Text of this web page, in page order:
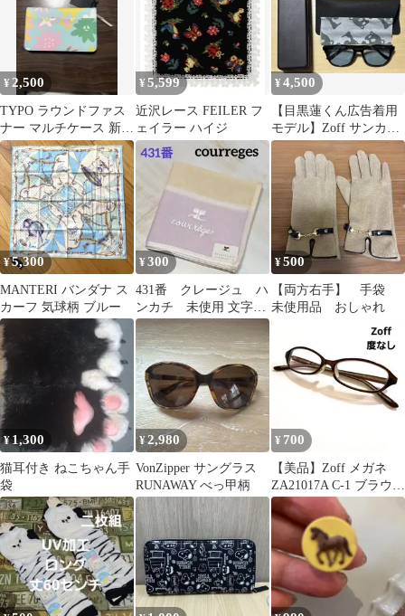
¥2,500
TYPO ラウンドファス
ナー マルチケース 新品
未使用
¥5,599
近沢レース FEILER フ
ェイラー ハイジ
¥4,500
【目黒蓮くん広告着用
モデル】Zoff サンカッ
トグラス
¥5,300
MANTERI バンダナ ス
カーフ 気球柄 ブルー
¥300
431番 クレージュ ハ
ンカチ 未使用 文字刺
繍 ボーダー 送料込
み
¥500
【両方右手】 手袋
未使用品 おしゃれ
¥1,300
猫耳付き ねこちゃん手
袋
¥2,980
VonZipper サングラス
RUNAWAY べっ甲柄
¥ 700
【美品】Zoff メガネ
ZA21017A C-1 ブラウン
度なし 袋付き